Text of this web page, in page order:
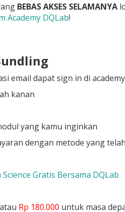
BEBAS AKSES SELAMANYA
Academy DQLab!
email dapat sign in di
kanan
yang kamu inginkan
dengan metode yang
Gratis Bersama DQLab
atau Rp 180.000 untuk masa